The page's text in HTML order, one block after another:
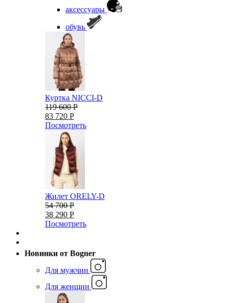
аксессуары
обувь
Куртка NICCI-D
119 600 Р
83 720 Р
Посмотреть
Жилет ORELY-D
54 700 Р
38 290 Р
Посмотреть
Новинки от Bogner
Для мужчин
Для женщин